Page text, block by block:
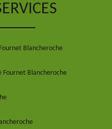
Blancheroche
Fournet Blancheroche